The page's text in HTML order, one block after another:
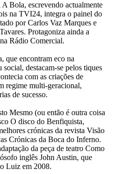
Bola, escrevendo actualmente
na TVI24, integra o painel do
por Carlos Vaz Marques e
Protagoniza ainda a
Rádio Comercial.
que encontram eco na
destacam-se pelos tiques
com as criações de
regime multi-geracional,
de sucesso.
Mesmo (ou então é outra coisa
O disco do Benfiquista,
crónicas da revista Visão
Crónicas da Boca do Inferno.
da peça de teatro Como
inglês John Austin, que
Luiz em 2008.